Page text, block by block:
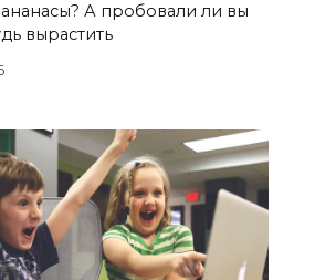
А пробовали ли вы
вырастить